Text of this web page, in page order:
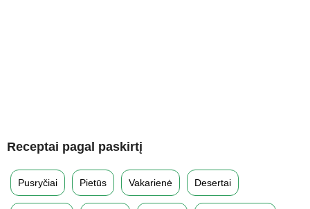
Receptai pagal paskirtį
Pusryčiai Pietūs Vakarienė Desertai